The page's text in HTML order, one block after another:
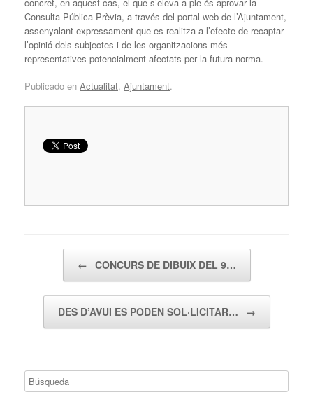
Consulta Pública Prèvia, a través del portal web de l’Ajuntament,
assenyalant expressament que es realitza a l’efecte de recaptar
l’opinió dels subjectes i de les organitzacions més
representatives potencialment afectats per la futura norma.
Publicado en Actualitat, Ajuntament.
← CONCURS DE DIBUIX DEL 9…
DES D’AVUI ES PODEN SOL·LICITAR… →